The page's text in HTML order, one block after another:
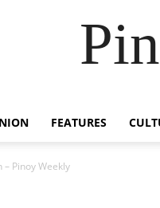
FEATURES
– Pinoy Weekly